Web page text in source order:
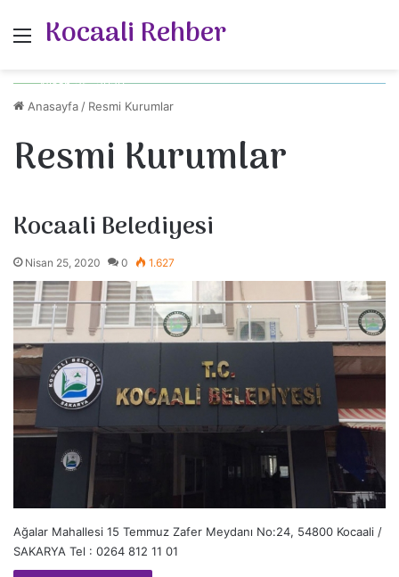
Menü
Kocaali Rehber
Nisan 25, 2020
Kocaali Belediyesi
Anasayfa / Resmi Kurumlar
Resmi Kurumlar
Kocaali Belediyesi
Nisan 25, 2020 0 1.627
Ağalar Mahallesi 15 Temmuz Zafer Meydanı No:24, 54800 Kocaali /
SAKARYA Tel : 0264 812 11 01